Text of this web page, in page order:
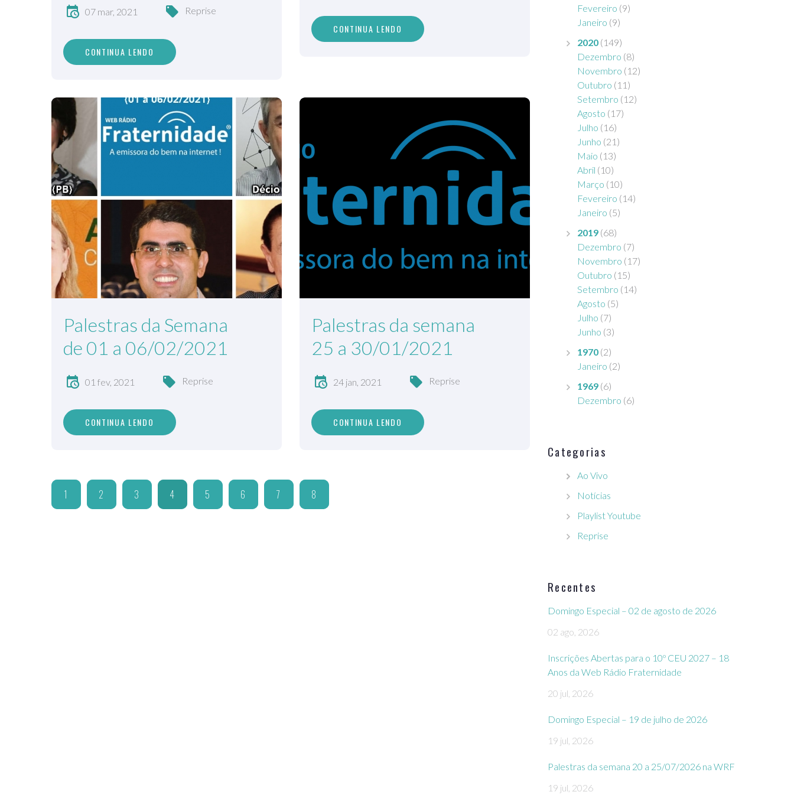
07 mar, 2021 Reprise
CONTINUA LENDO
CONTINUA LENDO
Palestras da Semana
de 01 a 06/02/2021
01 fev, 2021 Reprise
CONTINUA LENDO
Palestras da semana
25 a 30/01/2021
24 jan, 2021 Reprise
CONTINUA LENDO
1 2 3 4 5 6 7 8
Fevereiro (9)
Janeiro (9)
2020 (149)
Dezembro (8)
Novembro (12)
Outubro (11)
Setembro (12)
Agosto (17)
Julho (16)
Junho (21)
Maio (13)
Abril (10)
Março (10)
Fevereiro (14)
Janeiro (5)
2019 (68)
Dezembro (7)
Novembro (17)
Outubro (15)
Setembro (14)
Agosto (5)
Julho (7)
Junho (3)
1970 (2)
Janeiro (2)
1969 (6)
Dezembro (6)
Categorias
Ao Vivo
Notícias
Playlist Youtube
Reprise
Recentes
Domingo Especial – 02 de agosto de 2026
02 ago, 2026
Inscrições Abertas para o 10º CEU 2027 – 18
Anos da Web Rádio Fraternidade
20 jul, 2026
Domingo Especial – 19 de julho de 2026
19 jul, 2026
Palestras da semana 20 a 25/07/2026 na WRF
19 jul, 2026